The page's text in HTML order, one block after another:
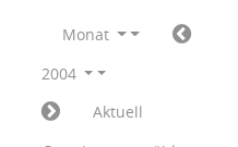
Monat
2004
Aktuell